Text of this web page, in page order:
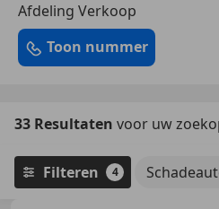
Afdeling Verkoop
Toon nummer
33 Resultaten voor uw
Filteren 4